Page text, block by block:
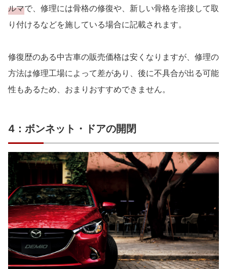
ルマで、修理には骨格の修復や、新しい骨格を溶接して取
り付けるなどを施している場合に記載されます。
修復歴のある中古車の販売価格は安くなりますが、修理の
方法は修理工場によって差があり、後に不具合が出る可能
性もあるため、おまりおすすめできません。
4：ボンネット・ドアの開閉